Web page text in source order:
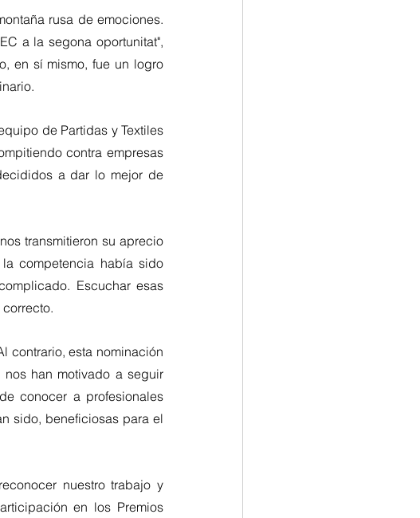
rusa de emociones.
a la segona oportunitat",
en sí mismo, fue un logro
de Partidas y Textiles
contra empresas
a dar lo mejor de
transmitieron su aprecio
competencia había sido
Escuchar esas
contrario, esta nominación
han motivado a seguir
conocer a profesionales
sido, beneficiosas para el
nuestro trabajo y
en los Premios